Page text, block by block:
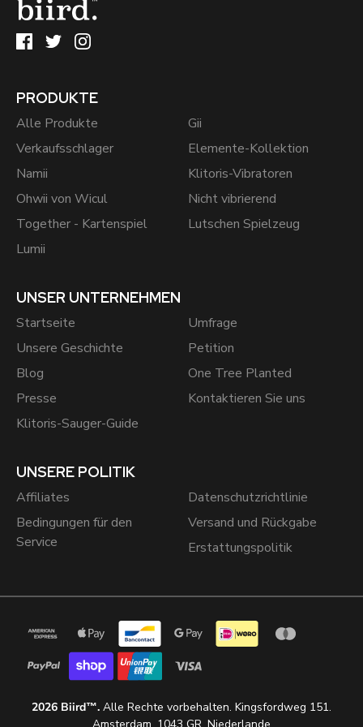
PRODUKTE
Alle Produkte
Verkaufsschlager
Namii
Ohwii von Wicul
Together - Kartenspiel
Lumii
Gii
Elemente-Kollektion
Klitoris-Vibratoren
Nicht vibrierend
Lutschen Spielzeug
UNSER UNTERNEHMEN
Startseite
Unsere Geschichte
Blog
Presse
Klitoris-Sauger-Guide
Umfrage
Petition
One Tree Planted
Kontaktieren Sie uns
UNSERE POLITIK
Affiliates
Bedingungen für den
Service
Datenschutzrichtlinie
Versand und Rückgabe
Erstattungspolitik
2026 Biird™. Alle Rechte vorbehalten. Kingsfordweg 151.
Amsterdam, 1043 GR. Niederlande